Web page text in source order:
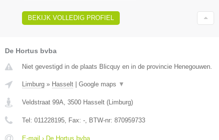
BEKIJK VOLLEDIG PROFIEL
De Hortus bvba
Niet gevestigd in de plaats Blicquy en in de provincie Henegouwen.
Limburg » Hasselt Google maps ▼
Veldstraat 99A, 3500 Hasselt (Limburg)
Tel: 011228195, Fax: -, BTW-nr: 870959733
E-mail › De Hortus bvba